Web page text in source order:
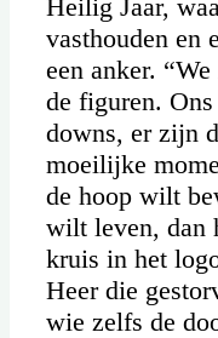
Heilig Jaar,
vasthouden en
een anker.
de figuren.
downs, er zijn
moeilijke
de hoop wilt
wilt leven, dan
kruis in het
Heer die
wie zelfs de